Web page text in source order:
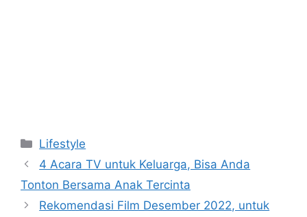
Kategori
Lifestyle
4 Acara TV untuk Keluarga, Bisa Anda
Tonton Bersama Anak Tercinta
Rekomendasi Film Desember 2022, untuk